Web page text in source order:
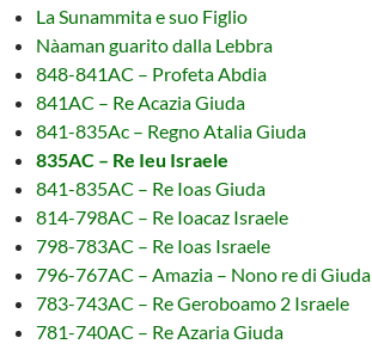
La Sunammita e suo Figlio
Nàaman guarito dalla Lebbra
848-841AC – Profeta Abdia
841AC – Re Acazia Giuda
841-835Ac – Regno Atalia Giuda
835AC – Re Ieu Israele
841-835AC – Re Ioas Giuda
814-798AC – Re Ioacaz Israele
798-783AC – Re Ioas Israele
796-767AC – Amazia – Nono re di Giuda
783-743AC – Re Geroboamo 2 Israele
781-740AC – Re Azaria Giuda